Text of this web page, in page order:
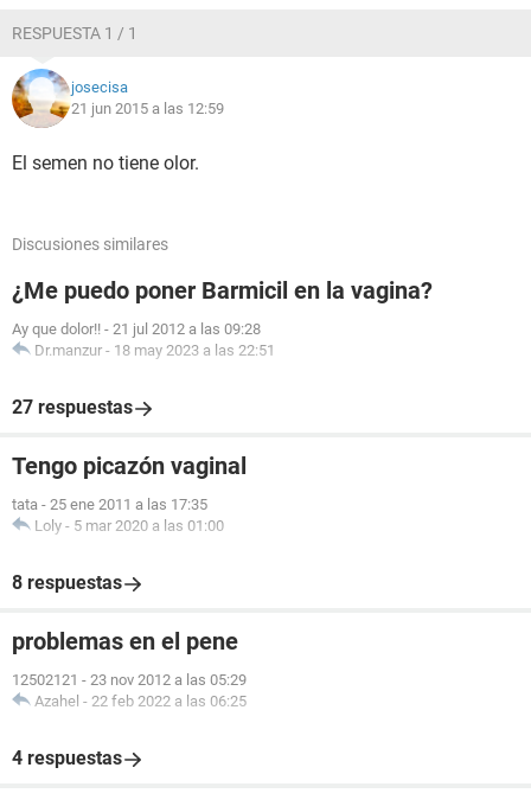
RESPUESTA 1 / 1
josecisa
21 jun 2015 a las 12:59
El semen no tiene olor.
Discusiones similares
¿Me puedo poner Barmicil en la vagina?
Ay que dolor!! - 21 jul 2012 a las 09:28
Dr.manzur - 18 may 2023 a las 22:51
27 respuestas
Tengo picazón vaginal
tata - 25 ene 2011 a las 17:35
Loly - 5 mar 2020 a las 01:00
8 respuestas
problemas en el pene
12502121 - 23 nov 2012 a las 05:29
Azahel - 22 feb 2022 a las 06:25
4 respuestas